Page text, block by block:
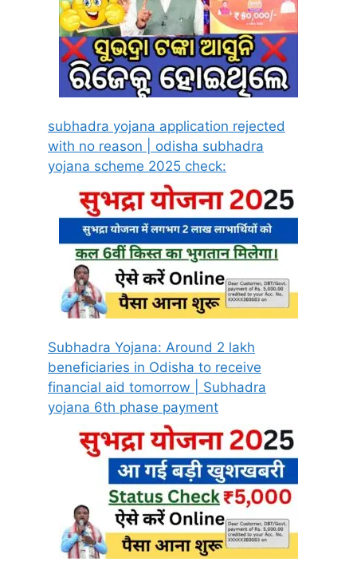
subhadra yojana application rejected
with no reason | odisha subhadra
yojana scheme 2025 check:
Subhadra Yojana: Around 2 lakh
beneficiaries in Odisha to receive
financial aid tomorrow | Subhadra
yojana 6th phase payment